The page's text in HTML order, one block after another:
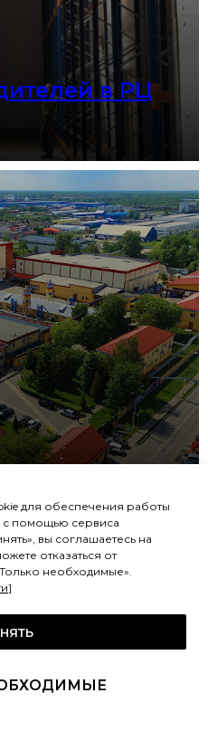
в РЦ
для обеспечения работы
с помощью сервиса
вы соглашаетесь на
отказаться от
необходимые».
]